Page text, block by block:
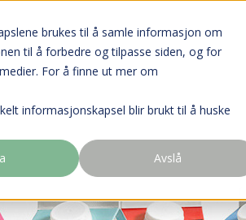
brukes til å samle informasjon om
til å forbedre og tilpasse siden, og for
For å finne ut mer om
informasjonskapsel blir brukt til å huske
Avslå